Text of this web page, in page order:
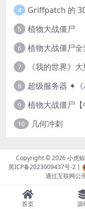
4 Griffpatch 的
5 植物大战僵尸
6 植物大战僵尸
7 《我的世界》
8 超级服务器 ✦《
9 植物大战僵尸【
10 几何冲刺
Copyright © 2026小虎
黑ICP备2023009437号-2|
通过互联网公
首页 源